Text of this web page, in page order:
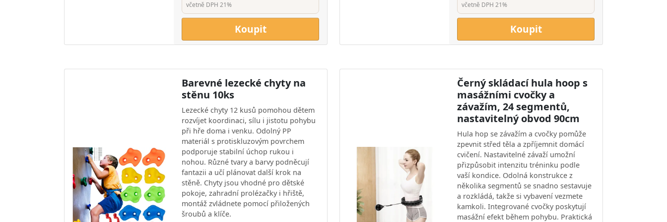
včetně DPH 21%
Koupit
včetně DPH 21%
Koupit
Barevné lezecké chyty na
stěnu 10ks
Lezecké chyty 12 kusů pomohou dětem
rozvíjet koordinaci, sílu i jistotu pohybu
při hře doma i venku. Odolný PP
materiál s protiskluzovým povrchem
podporuje stabilní úchop rukou i
nohou. Různé tvary a barvy podněcují
fantazii a učí plánovat další krok na
stěně. Chyty jsou vhodné pro dětské
pokoje, zahradní prolézačky i hřiště,
montáž zvládnete pomocí přiložených
šroubů a klíče.
Černý skládací hula hoop s
masážními cvočky a
závažím, 24 segmentů,
nastavitelný obvod 90cm
Hula hop se závažím a cvočky pomůže
zpevnit střed těla a zpříjemnit domácí
cvičení. Nastavitelné závaží umožní
přizpůsobit intenzitu tréninku podle
vaší kondice. Odolná konstrukce z
několika segmentů se snadno sestavuje
a rozkládá, takže si vybavení vezmete
kamkoli. Integrované cvočky poskytují
masážní efekt během pohybu. Praktická